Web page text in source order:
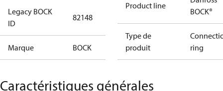
Legacy BOCK
ID
82148
Marque BOCK
Product line
BOCK®
Type de
produit
ring
Caractéristiques générales